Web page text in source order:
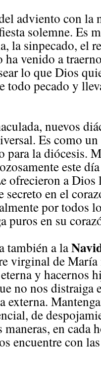
adviento con la
solemne. Es
la sinpecado, el
venido a
lo que Dios
todo pecado y
nuevos
Es como
para la diócesis.
este
ofrecieron a Dios
secreto en el
por todos
puros en su
también a la
virginal de María
y hacernos
no nos distraiga
externa.
de
en cada
encuentre con